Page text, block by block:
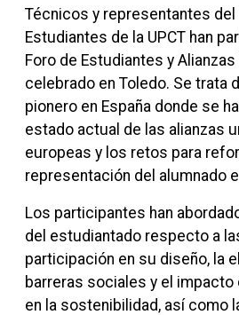
Técnicos y representantes del
Estudiantes de la UPCT han
Foro de Estudiantes y Alianzas
celebrado en Toledo. Se trata
pionero en España donde se
estado actual de las alianzas
europeas y los retos para
representación del alumnado
Los participantes han
del estudiantado respecto a
participación en su diseño, la
barreras sociales y el
en la sostenibilidad, así como